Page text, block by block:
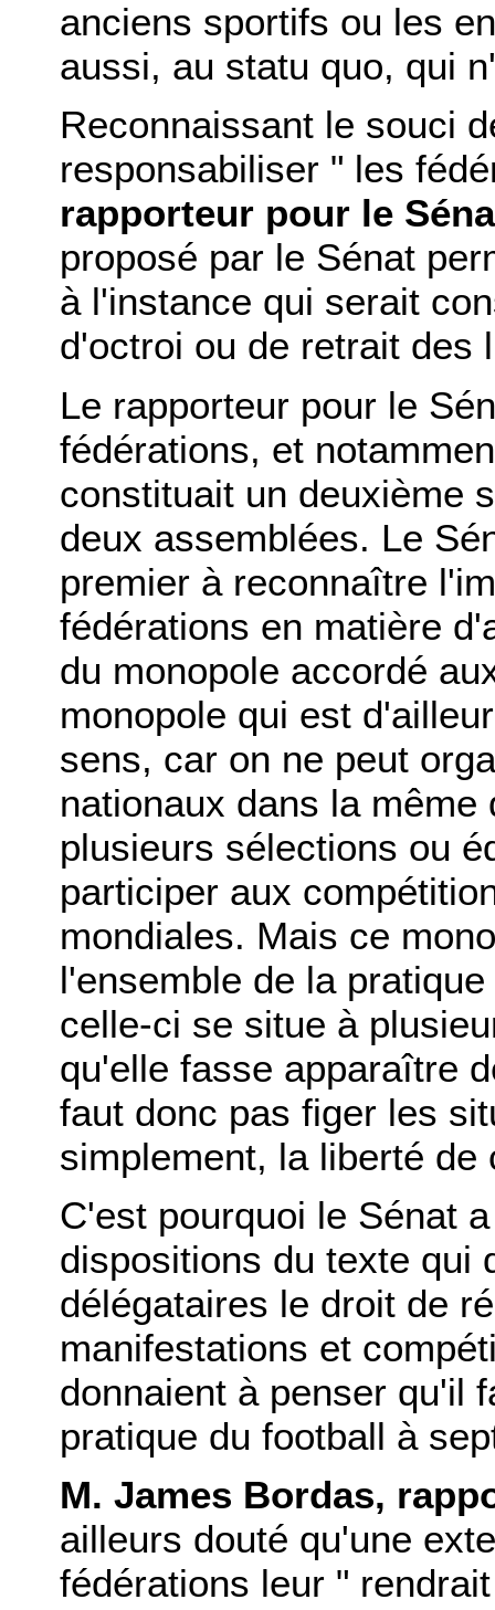
anciens sportifs ou les
aussi, au statu quo, qui
Reconnaissant le souci
responsabiliser " les
rapporteur pour le
proposé par le Sénat
à l'instance qui serait
d'octroi ou de retrait des
Le rapporteur pour le
fédérations, et
constituait un deuxième
deux assemblées. Le
premier à reconnaître
fédérations en matière
du monopole accordé
monopole qui est
sens, car on ne peut
nationaux dans la
plusieurs sélections ou
participer aux
mondiales. Mais ce
l'ensemble de la
celle-ci se situe à
qu'elle fasse apparaître
faut donc pas figer les
simplement, la liberté de
C'est pourquoi le Sénat
dispositions du texte qui
délégataires le droit de
manifestations et
donnaient à penser qu'il
pratique du football à
M. James Bordas,
ailleurs douté qu'une
fédérations leur "